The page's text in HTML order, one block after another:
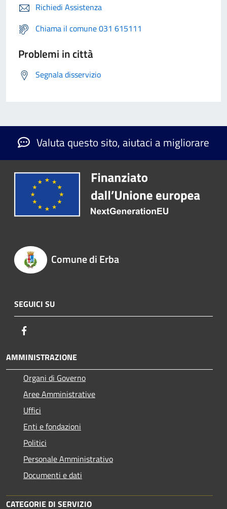
Richiedi Assistenza
Chiama il comune 031 615111
Problemi in città
Segnala disservizio
Valuta questo sito, aiutaci a migliorare
Comune di Erba
SEGUICI SU
AMMINISTRAZIONE
Organi di Governo
Aree Amministrative
Uffici
Enti e fondazioni
Politici
Personale Amministrativo
Documenti e dati
CATEGORIE DI SERVIZIO